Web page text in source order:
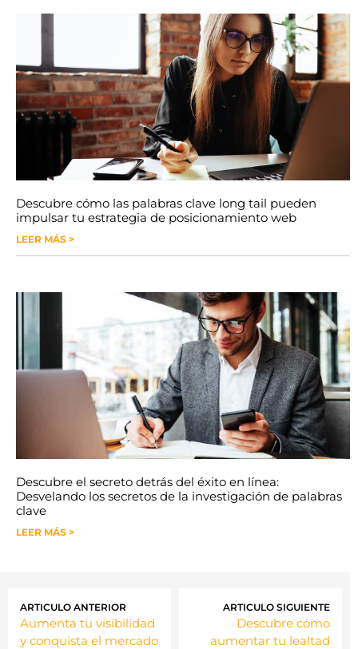
Descubre cómo las palabras clave long tail pueden
impulsar tu estrategia de posicionamiento web
LEER MÁS >
Descubre el secreto detrás del éxito en línea:
Desvelando los secretos de la investigación de palabras
clave
LEER MÁS >
ARTICULO ANTERIOR
Aumenta tu visibilidad
y conquista el mercado
ARTICULO SIGUIENTE
Descubre cómo
aumentar tu lealtad